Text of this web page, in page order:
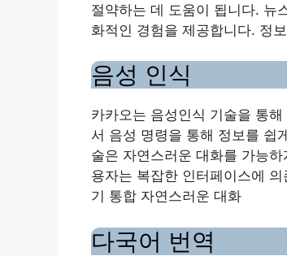
절약하는 데 도움이 됩니다. 뉴
화적인 경험을 제공합니다. 정
음성 인식
카카오는 음성인식 기술을 통
서 음성 명령을 통해 정보를 쉽
술은 자연스러운 대화를 가능
용자는 복잡한 인터페이스에
기 통합 자연스러운 대화
다국어 번역